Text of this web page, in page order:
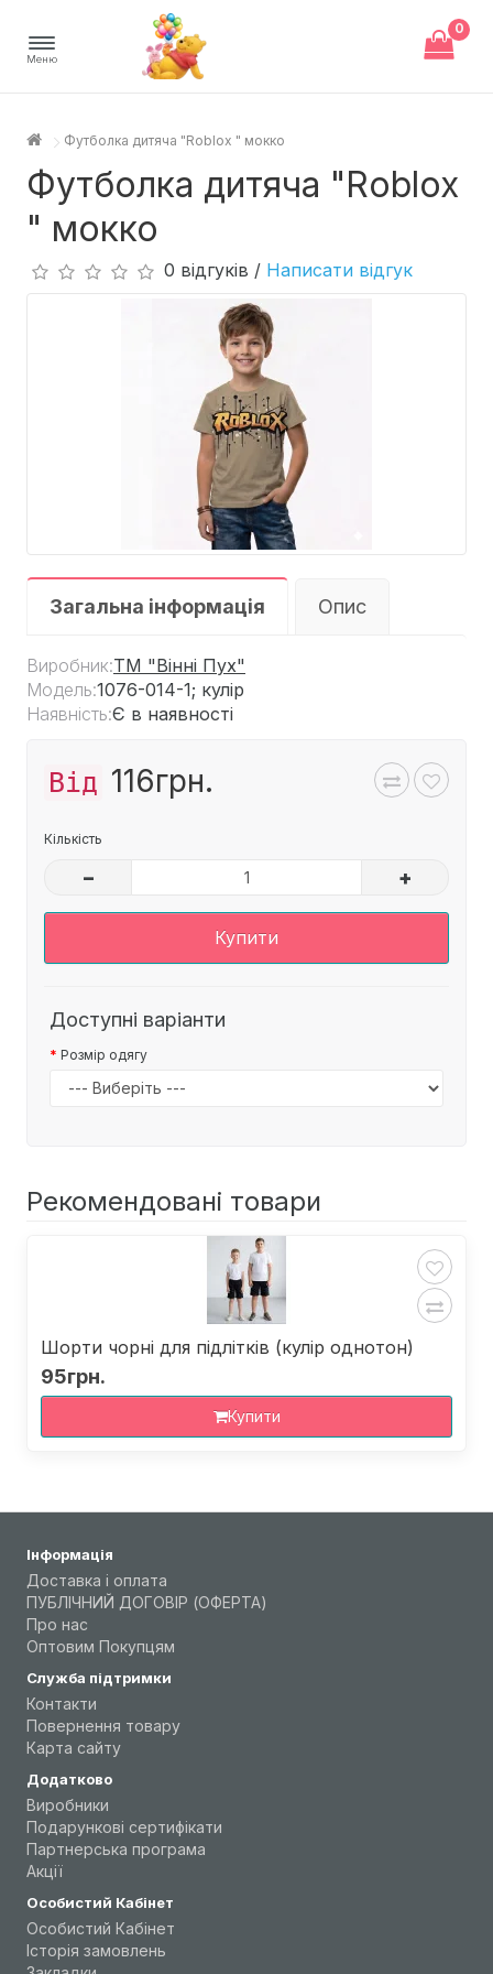
Меню
0
Футболка дитяча "Roblox " мокко
Футболка дитяча "Roblox
" мокко
0 відгуків / Написати відгук
Загальна інформація Опис
Виробник:ТМ "Вінні Пух"
Модель:1076-014-1; кулір
Наявність:Є в наявності
Від 116грн.
Кількість
– +
Купити
Доступні варіанти
Розмір одягу
Рекомендовані товари
Шорти чорні для підлітків (кулір однотон)
95грн.
Купити
Інформація
Доставка і оплата
ПУБЛІЧНИЙ ДОГОВІР (ОФЕРТА)
Про нас
Оптовим Покупцям
Служба підтримки
Контакти
Повернення товару
Карта сайту
Додатково
Виробники
Подарункові сертифікати
Партнерська програма
Акції
Особистий Кабінет
Особистий Кабінет
Історія замовлень